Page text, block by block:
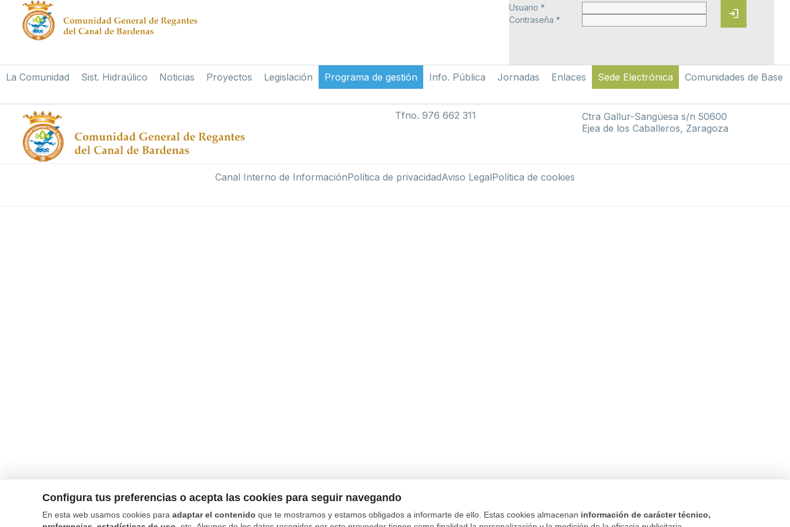
Configura tus preferencias o acepta las cookies para seguir navegando
En esta web usamos cookies para adaptar el contenido que te mostramos y estamos obligados a informarte de ello. Estas cookies almacenan información de carácter técnico,
Usuario *
Contraseña *
login
La Comunidad Sist. Hidraúlico Noticias Proyectos Legislación Programa de gestión Info. Pública Jornadas Enlaces Sede Electrónica Comunidades de Base
Tfno. 976 662 311
Ctra Gallur-Sangüesa s/n 50600
Ejea de los Caballeros, Zaragoza
Canal Interno de InformaciónPolítica de privacidadAviso LegalPolítica de cookies